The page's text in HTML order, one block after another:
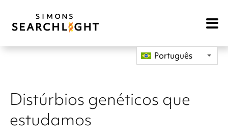
Open
Português
Distúrbios genéticos que
estudamos